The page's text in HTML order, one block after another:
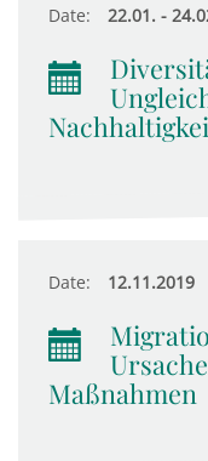
Date: 22.01. -
Date: 12.11.2019
Maßnahmen